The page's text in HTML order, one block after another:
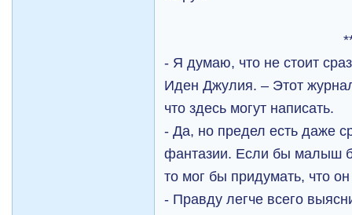
- Я думаю, что не стоит
Иден Джулия. – Этот
что здесь могут написать.
- Да, но предел есть даже
фантазии. Если бы малыш
то мог бы придумать, что
- Правду легче всего